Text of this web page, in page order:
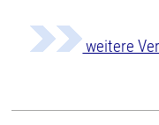
weitere